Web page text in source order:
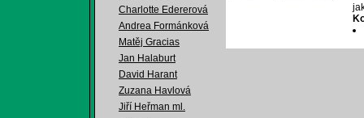
Charlotte Edererová
Andrea Formánková
Matěj Gracias
Jan Halaburt
David Harant
Zuzana Havlová
Jiří Heřman ml.